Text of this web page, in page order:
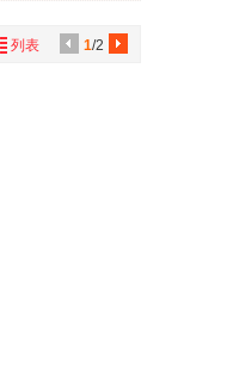
1/2
列表